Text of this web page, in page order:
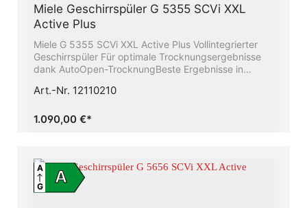
Miele Geschirrspüler G 5355 SCVi XXL
Active Plus
Miele G 5355 SCVi XXL Active Plus Vollintegrierter
Geschirrspüler Für optimale Trocknungsergebnisse
dank AutoOpen-TrocknungBeste Ergebnisse in
Sie bis zu 50% Strom mit Hilfe des Miele-
Wasserverbrauch im Automatic ProgrammFlexible
Art.-Nr. 12110210
1.090,00 €*
A
A
G